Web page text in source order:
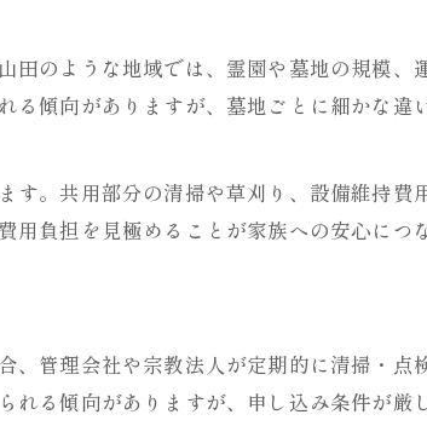
のような地域では、霊園や墓地の規模、
傾向がありますが、墓地ごとに細かな違
。共用部分の清掃や草刈り、設備維持費
負担を見極めることが家族への安心につ
管理会社や宗教法人が定期的に清掃・点
る傾向がありますが、申し込み条件が厳